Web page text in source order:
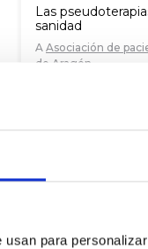
para
Las
sanidad
A Asociación de
de Aragón